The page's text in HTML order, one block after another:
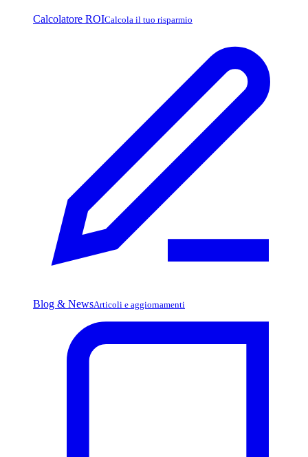
Calcolatore ROICalcola il tuo risparmio
Blog & NewsArticoli e aggiornamenti